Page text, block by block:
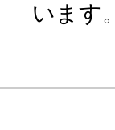
います。